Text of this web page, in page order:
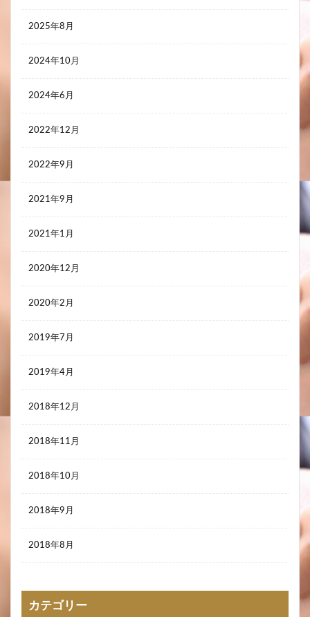
2025年8月
2024年10月
2024年6月
2022年12月
2022年9月
2021年9月
2021年1月
2020年12月
2020年2月
2019年7月
2019年4月
2018年12月
2018年11月
2018年10月
2018年9月
2018年8月
カテゴリー